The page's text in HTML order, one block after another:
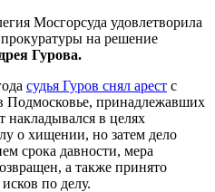
Мосгорсуда удовлетворила
на решение
Гурова.
судья Гуров снял арест с
Подмосковье, принадлежавших
накладывался в целях
о хищении, но затем дело
срока давности, мера
а также принято
по делу.